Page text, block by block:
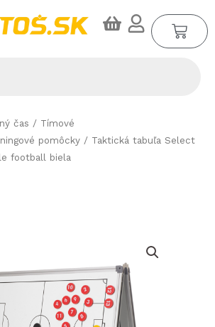
čas / Tímové
pomôcky / Taktická tabuľa Select
football biela